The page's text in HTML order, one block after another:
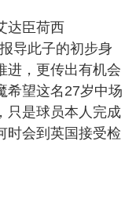
达臣荷西
导此子的初步身
进，更传出有机会
希望这名27岁中场
只是球员本人完成
时会到英国接受检